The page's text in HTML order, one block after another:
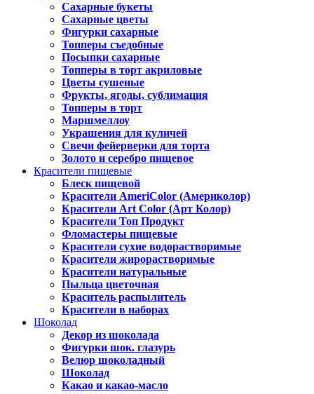
Сахарные букеты
Сахарные цветы
Фигурки сахарные
Топперы съедобные
Посыпки сахарные
Топперы в торт акриловые
Цветы сушеные
Фрукты, ягоды, сублимация
Топперы в торт
Маршмеллоу
Украшения для куличей
Свечи фейерверки для торта
Золото и серебро пищевое
Красители пищевые
Блеск пищевой
Красители AmeriColor (Америколор)
Красители Art Color (Арт Колор)
Красители Топ Продукт
Фломастеры пищевые
Красители сухие водорастворимые
Красители жирорастворимые
Красители натуральные
Пыльца цветочная
Краситель распылитель
Красители в наборах
Шоколад
Декор из шоколада
Фигурки шок. глазурь
Велюр шоколадный
Шоколад
Какао и какао-масло